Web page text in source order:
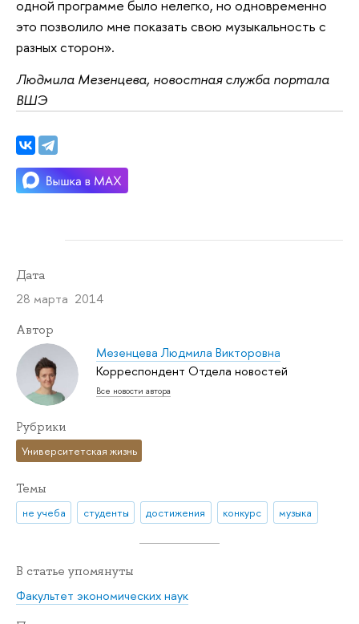
одной программе было нелегко, но одновременно
это позволило мне показать свою музыкальность с
разных сторон».
Людмила Мезенцева, новостная служба портала
ВШЭ
Дата
28 марта 2014
Автор
Мезенцева Людмила Викторовна
Корреспондент Отдела новостей
Все новости автора
Рубрики
Университетская жизнь
Темы
не учеба студенты достижения конкурс музыка
В статье упомянуты
Факультет экономических наук